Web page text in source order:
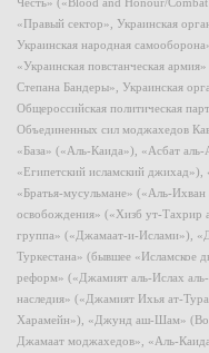
«Правый сектор», Украинская
Украинская народная
«Украинская повстанческая
Степана Бандеры», Украинская
Общероссийская политическая
Объединенных сил моджахедов
«База» («Аль-Каида»), «Асбат
«Египетский исламский джихад»),
«Братья-мусульмане» («Аль-
освобождения» («Хизб ут-Тахрир
группа» («Джамаат-и-Ислами»),
Туркестана» (бывшее «Исламское
реформ» («Джамият аль-Ислах
наследия» («Джамият Ихья ат-
Харамейн»), «Джунд аш-Шам»
Джамаат моджахедов», «Аль-